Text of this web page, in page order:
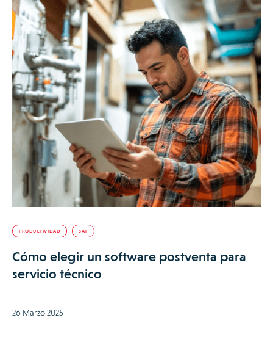
PRODUCTIVIDAD SAT
Cómo elegir un software postventa para
servicio técnico
26 Marzo 2025